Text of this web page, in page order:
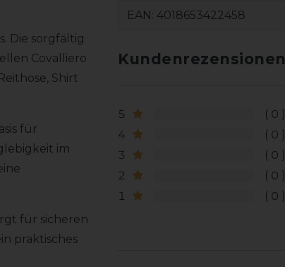
Die sorgfältig
Covalliero
Shirt
für
im
für sicheren
praktisches
EAN: 4018653422458
Kundenrezensionen
5
0
4
0
3
0
2
0
1
0